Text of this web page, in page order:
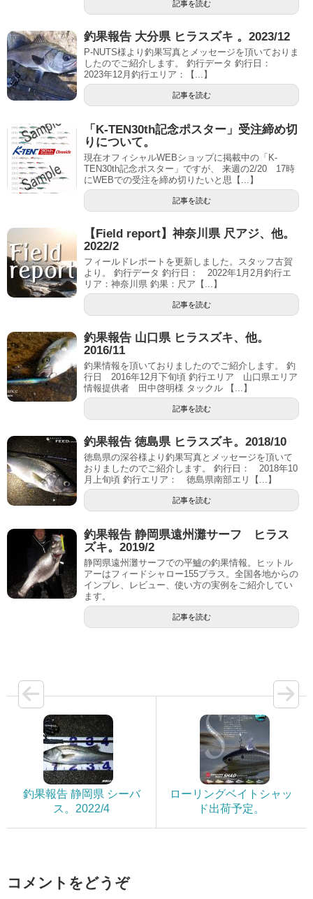
記事を読む
釣果報告 大分県 ヒラスズキ 。2023/12
P-NUTS様より釣果写真とメッセージを頂いておりま
したのでご紹介します。 釣行データ 釣行日：
2023年12月釣行エリア：【...】
記事を読む
「K-TEN30th記念ポスター」受注締め切
りについて。
現在オフィシャルWEBショップに掲載中の「K-
TEN30th記念ポスター」ですが、 来週の2/20 17時
にWEBでの受注を締め切りたいと思【...】
記事を読む
【Field report】神奈川県 尺アジ、他。
2022/2
フィールドレポートを更新しました。スタッフ古賀
より。 釣行データ 釣行日： 2022年1月2月釣行エ
リア：神奈川県 釣果：尺ア【...】
記事を読む
釣果報告 山口県 ヒラスズキ、他。
2016/11
釣果情報を頂いておりましたのでご紹介します。 釣
行日 2016年12月下旬頃 釣行エリア 山口県エリア
情報提供者 田中啓明様 タックル 【...】
記事を読む
釣果報告 徳島県 ヒラスズキ。2018/10
徳島県の深谷様より釣果写真とメッセージを頂いて
おりましたのでご紹介します。 釣行日： 2018年10
月上旬頃 釣行エリア： 徳島県南部エリ【...】
記事を読む
釣果報告 静岡県遠州灘サーフ ヒラス
ズキ。2019/2
静岡県遠州灘サーフでの平鱸の釣果情報。ヒットル
アーはフィードシャロー155プラス。全国各地からの
インプレ、レビュー、使い方の実例をご紹介してい
ます。
記事を読む
釣果報告 静岡県 シーバ
ス。2022/4
ローリングベイトシャッ
ド出荷予定。
コメントをどうぞ